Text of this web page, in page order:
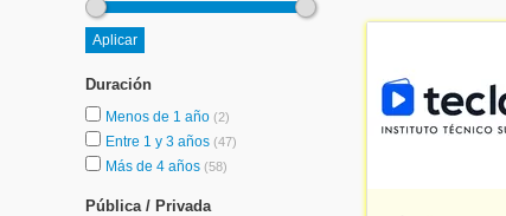
Duración
Menos de 1 año (2)
Entre 1 y 3 años (47)
Más de 4 años (58)
Pública / Privada